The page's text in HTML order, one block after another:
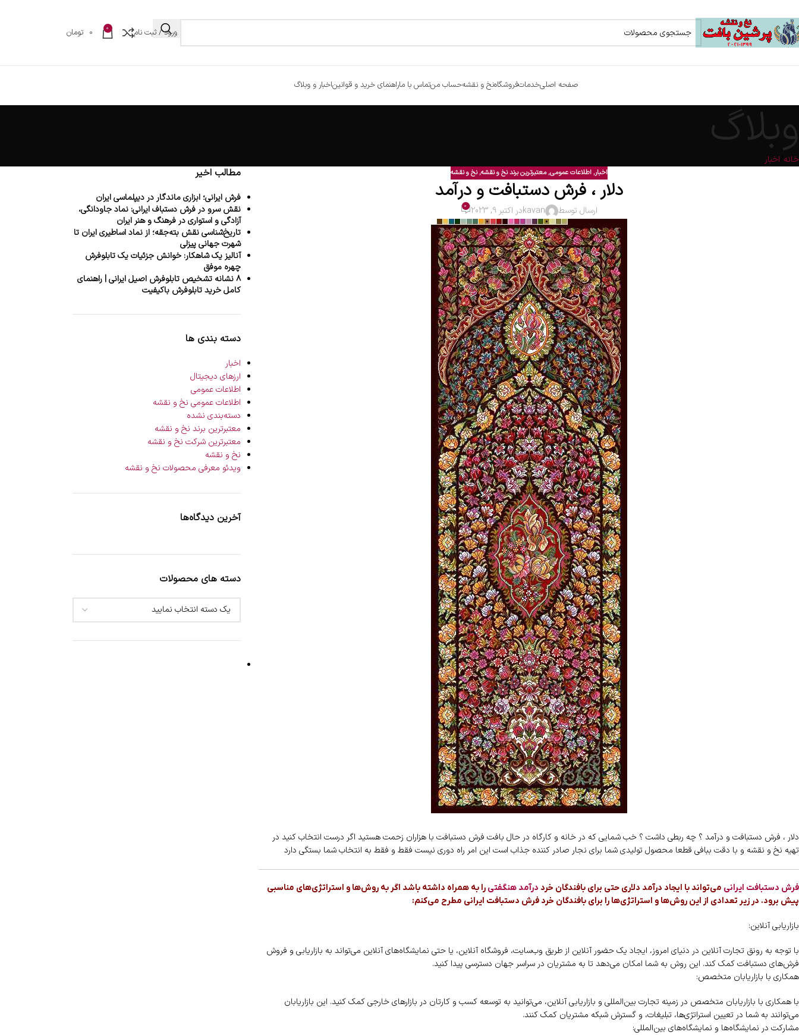
ورود / ثبت نام 0
0 تومان
صفحه اصلیخدماتفروشگاهنخ و نقشهحساب منتماس با ماراهنمای خرید و قوانیناخبار و وبلاگ
وبلاگ
خانه اخبار
اخبار,اطلاعات عمومی,معتبرترین برند نخ و نقشه,نخ و نقشه
دلار ، فرش دستبافت و درآمد
ارسال توسط kavanدر اکتبر 9, 2023 0
دلار ، فرش دستبافت و درآمد ؟ چه ربطی داشت ؟ خب شمایی که در خانه و کارگاه در حال بافت فرش دستبافت با هزاران زحمت هستید اگر درست انتخاب کنید در
تهیه نخ و نقشه و با دقت ببافی قطعا محصول تولیدی شما برای نجار صادر کننده جذاب است این امر راه دوری نیست فقط و فقط به انتخاب شما بستگی دارد
فرش دستبافت ایرانی می‌تواند با ایجاد درآمد دلاری حتی برای بافندگان خرد درآمد هنگفتی را به همراه داشته باشد اگر به روش‌ها و استراتژی‌های مناسبی
پیش برود. در زیر تعدادی از این روش‌ها و استراتژی‌ها را برای بافندگان خرد فرش دستبافت ایرانی مطرح می‌کنم:
بازاریابی آنلاین:
با توجه به رونق تجارت آنلاین در دنیای امروز، ایجاد یک حضور آنلاین از طریق وب‌سایت، فروشگاه آنلاین، یا حتی نمایشگاه‌های آنلاین می‌تواند به بازاریابی و فروش
فرش‌های دستبافت کمک کند. این روش به شما امکان می‌دهد تا به مشتریان در سراسر جهان دسترسی پیدا کنید.
همکاری با بازاریابان متخصص:
با همکاری با بازاریابان متخصص در زمینه تجارت بین‌المللی و بازاریابی آنلاین، می‌توانید به توسعه کسب و کارتان در بازارهای خارجی کمک کنید. این بازاریابان
می‌توانند به شما در تعیین استراتژی‌ها، تبلیغات، و گسترش شبکه مشتریان کمک کنند.
مشارکت در نمایشگاه‌ها و نمایشگاه‌های بین‌المللی:
مطالب اخیر
فرش ایرانی؛ ابزاری ماندگار در دیپلماسی ایران
نقش سرو در فرش دستباف ایرانی: نماد جاودانگی،
آزادگی و استواری در فرهنگ و هنر ایران
تاریخ‌شناسی نقش بته‌جقه؛ از نماد اساطیری ایران تا
شهرت جهانی پیزلی
آنالیز یک شاهکار: خوانش جزئیات یک تابلوفرش
چهره موفق
۸ نشانه تشخیص تابلوفرش اصیل ایرانی | راهنمای
کامل خرید تابلوفرش باکیفیت
دسته بندی ها
اخبار
ارزهای دیجیتال
اطلاعات عمومی
اطلاعات عمومی نخ و نقشه
دسته‌بندی نشده
معتبرترین برند نخ و نقشه
معتبرترین شرکت نخ و نقشه
نخ و نقشه
ویدئو معرفی محصولات نخ و نقشه
آخرین دیدگاه‌ها
دسته های محصولات